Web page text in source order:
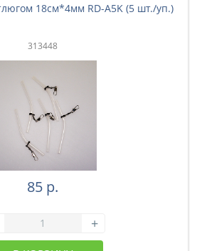
18см*4мм RD-A5K (5 шт./уп.)
313448
85 р.
+